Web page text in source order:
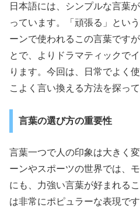
日本語には、シンプルな言葉
っています。「頑張る」とい
ーンで使われるこの言葉です
とで、よりドラマティックで
ります。今回は、日常でよく
こよく言い換える方法を探って
言葉の選び方の重要性
言葉一つで人の印象は大きく
ーンやスポーツの世界では、
にも、力強い言葉が好まれる
は非常にポピュラーな表現で